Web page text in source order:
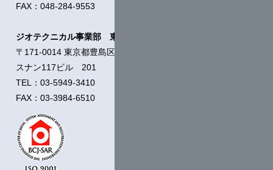
FAX：048-284-9553
ジオテクニカル事業部 東京支店
〒171-0014 東京都豊島区池袋2-54-5
スナン117ビル 201
TEL：03-5949-3410
FAX：03-3984-6510